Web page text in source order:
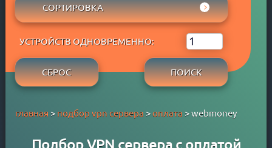
АРУБА
АФГАНИСТАН
БАРБАДОС
БАХРЕЙН
БЕЛЬГИЯ
APPLE PAY
PAYPAL
PERFECT MONEY
QIWI
WEBMONEY
ADBLOCK
СОБСТВЕННЫЙ DNS
P2P
STREAM
БЕСПЛАТНЫЙ ПЕРИОД
TORRENT
СОРТИРОВКА
ЦЕНА ⇓
ЦЕНА ⇑
УСТРОЙСТВ ОДНОВРЕМЕННО:
СБРОС ПОИСК
главная > подбор vpn сервера >оплата > webmoney
Подбор VPN сервера с оплатой